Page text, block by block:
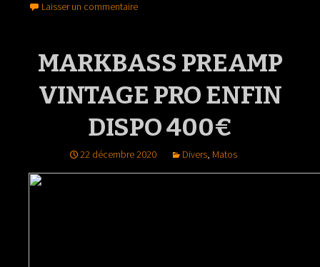
Laisser un commentaire
MARKBASS PREAMP
VINTAGE PRO ENFIN
DISPO 400€
22 décembre 2020 Divers, Matos